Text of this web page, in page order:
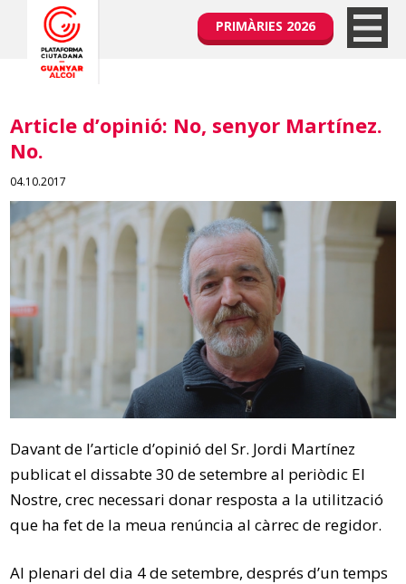
PRIMÀRIES 2026
Article d’opinió: No, senyor Martínez.
No.
04.10.2017
Davant de l’article d’opinió del Sr. Jordi Martínez
publicat el dissabte 30 de setembre al periòdic El
Nostre, crec necessari donar resposta a la utilització
que ha fet de la meua renúncia al càrrec de regidor.
Al plenari del dia 4 de setembre, després d’un temps